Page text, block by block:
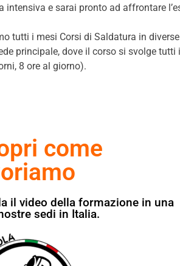
intensiva e sarai pronto ad affrontare
tutti i mesi Corsi di Saldatura in
principale, dove il corso si svolge
8 ore al giorno).
come
il video della formazione in una
sedi in Italia.